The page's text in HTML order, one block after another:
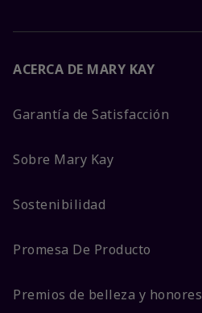
ACERCA DE MARY KAY
Garantía de Satisfacción
Sobre Mary Kay
Sostenibilidad
Promesa De Producto
Premios de belleza y honores